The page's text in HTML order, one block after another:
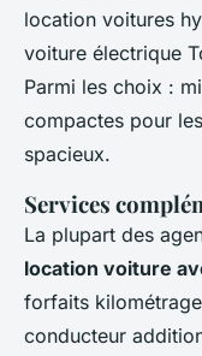
location voitures
voiture électrique
Parmi les choix :
compactes pour
spacieux.
Services
La plupart des
location voiture
forfaits
conducteur